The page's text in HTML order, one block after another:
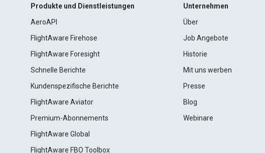
Produkte und Dienstleistungen
AeroAPI
FlightAware Firehose
FlightAware Foresight
Schnelle Berichte
Kundenspezifische Berichte
FlightAware Aviator
Premium-Abonnements
FlightAware Global
FlightAware FBO Toolbox
Unternehmen
Über
Job Angebote
Historie
Mit uns werben
Presse
Blog
Webinare